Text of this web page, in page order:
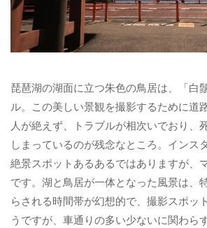
琵琶湖の湖面に立つ朱色の鳥居は、「白
ル。この美しい景観を撮影するために道
人が絶えず、トラブルが相次いでおり、
しまっているのが残念なところ。インス
絶景スポットあるあるではありますが、
です。湖と鳥居が一体となった風景は、
らされる時間帯が幻想的で、撮影スポッ
うですが、車通りの多い少ないに関わら